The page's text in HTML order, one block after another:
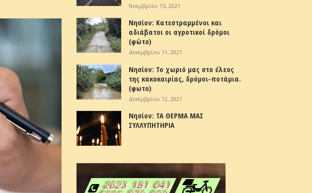
Νοεμβρίου 15, 2021
Νησίον: Κατεστραμμένοι και
αδιάβατοι οι αγροτικοί δρόμοι
(φώτο)
Δεκεμβρίου 11, 2021
Νησίον: Το χωριό μας στο έλεος
της κακοκαιρίας, δρόμοι-ποτάμια.
(φωτο)
Δεκεμβρίου 12, 2021
Νησίον: ΤΑ ΘΕΡΜΑ ΜΑΣ
ΣΥΛΛΥΠΗΤΗΡΙΑ